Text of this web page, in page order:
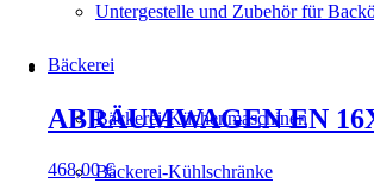
Untergestelle und Zubehör für
Bäckerei
Bäckerei-Küchenmaschinen
Bäckerei-Kühlschränke
ABRÄUMWAGEN EN
468,00€